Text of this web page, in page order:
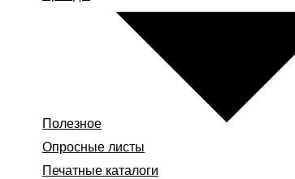
Полезное
Опросные листы
Печатные каталоги